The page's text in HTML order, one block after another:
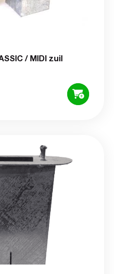
/ MIDI zuil